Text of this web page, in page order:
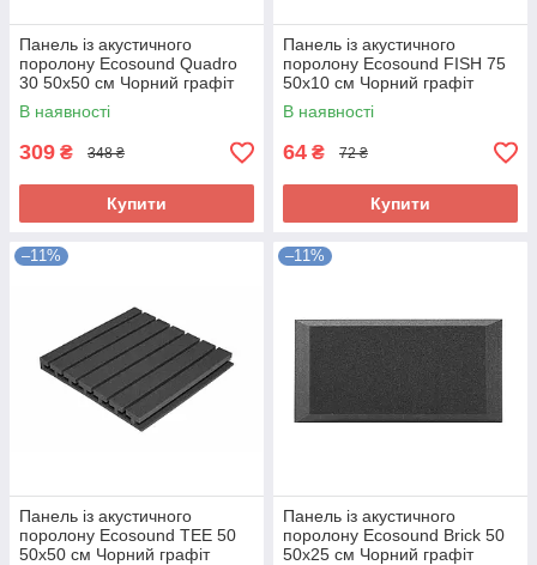
Панель із акустичного
поролону Ecosound Quadro
30 50х50 см Чорний графіт
В наявності
309 ₴ 348 ₴
Купити
Панель із акустичного
поролону Ecosound FISH 75
50х10 см Чорний графіт
В наявності
64 ₴ 72 ₴
Купити
–11%
Панель із акустичного
поролону Ecosound TEE 50
50х50 см Чорний графіт
–11%
Панель із акустичного
поролону Ecosound Brick 50
50х25 см Чорний графіт